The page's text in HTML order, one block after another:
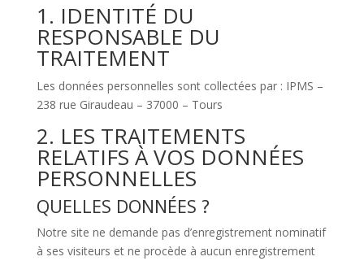
1. IDENTITÉ DU
RESPONSABLE DU
TRAITEMENT
Les données personnelles sont collectées par : IPMS –
238 rue Giraudeau – 37000 – Tours
2. LES TRAITEMENTS
RELATIFS À VOS DONNÉES
PERSONNELLES
QUELLES DONNÉES ?
Notre site ne demande pas d’enregistrement nominatif
à ses visiteurs et ne procède à aucun enregistrement